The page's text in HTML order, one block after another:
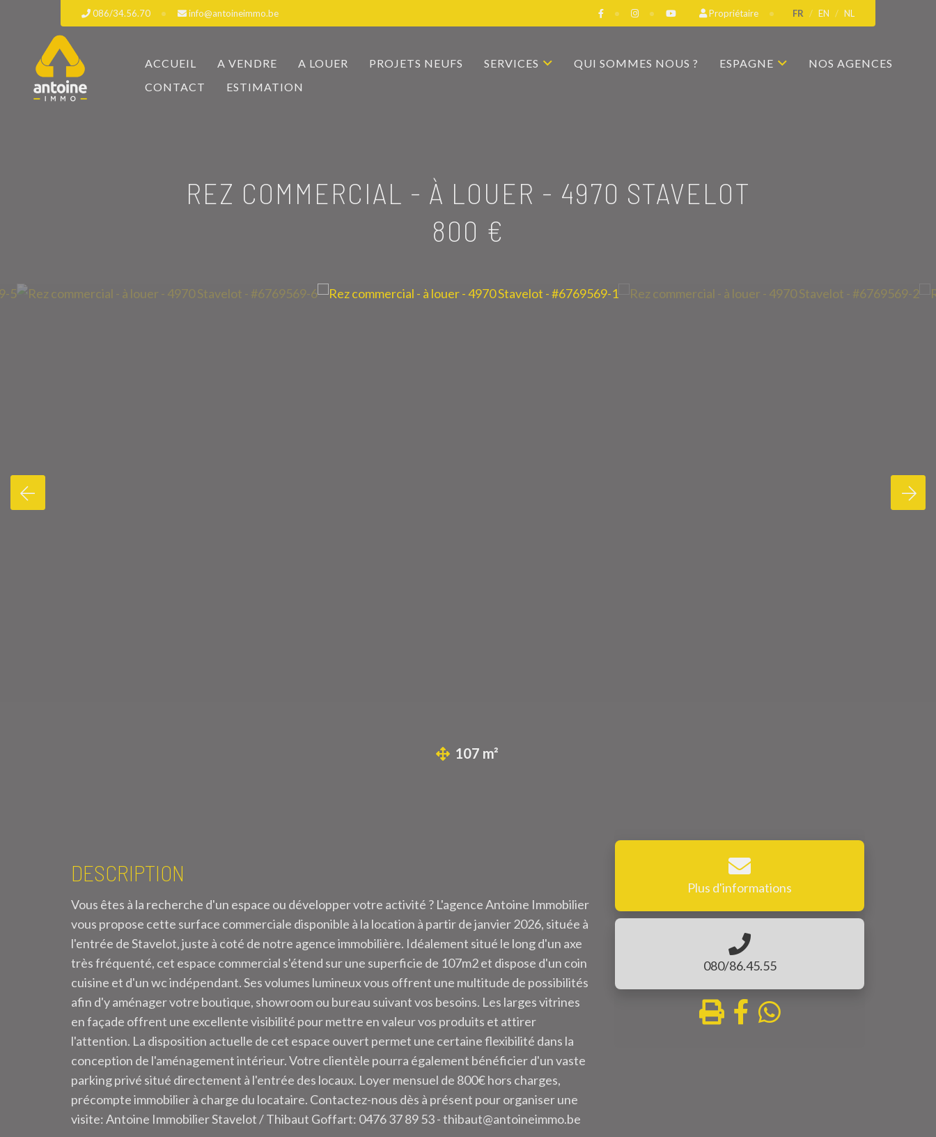
086/34.56.70 info@antoineimmo.be Propriétaire FR EN NL
ACCUEIL A VENDRE A LOUER PROJETS NEUFS SERVICES QUI SOMMES NOUS ? ESPAGNE
NOS AGENCES
CONTACT
ESTIMATION
REZ COMMERCIAL - À LOUER - 4970 STAVELOT
800 €
107 m²
DESCRIPTION
Vous êtes à la recherche d'un espace ou développer votre activité ? L'agence Antoine Immobilier
vous propose cette surface commerciale disponible à la location à partir de janvier 2026, située à
l'entrée de Stavelot, juste à coté de notre agence immobilière. Idéalement situé le long d'un axe
très fréquenté, cet espace commercial s'étend sur une superficie de 107m2 et dispose d'un coin
cuisine et d'un wc indépendant. Ses volumes lumineux vous offrent une multitude de possibilités
afin d'y aménager votre boutique, showroom ou bureau suivant vos besoins. Les larges vitrines
en façade offrent une excellente visibilité pour mettre en valeur vos produits et attirer
l'attention. La disposition actuelle de cet espace ouvert permet une certaine flexibilité dans la
conception de l'aménagement intérieur. Votre clientèle pourra également bénéficier d'un vaste
parking privé situé directement à l'entrée des locaux. Loyer mensuel de 800€ hors charges,
précompte immobilier à charge du locataire. Contactez-nous dès à présent pour organiser une
visite: Antoine Immobilier Stavelot / Thibaut Goffart: 0476 37 89 53 - thibaut@antoineimmo.be
Plus d'informations
080/86.45.55